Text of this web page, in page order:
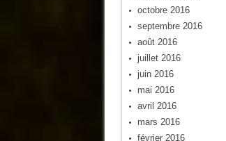
octobre 2016
septembre 2016
août 2016
juillet 2016
juin 2016
mai 2016
avril 2016
mars 2016
février 2016